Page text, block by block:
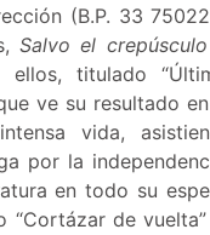
(B.P. 33
Salvo el crepúsculo
ellos, titulado
ve su resultado
vida,
por la
en todo su
de